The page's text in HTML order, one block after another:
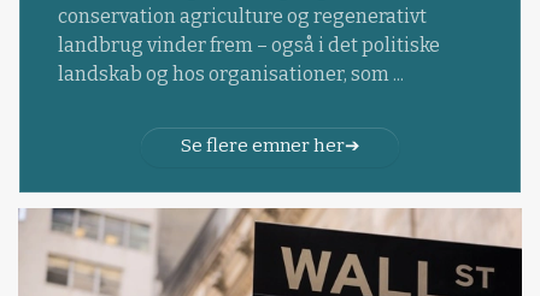
conservation agriculture og regenerativt
landbrug vinder frem – også i det politiske
landskab og hos organisationer, som ...
Se flere emner her